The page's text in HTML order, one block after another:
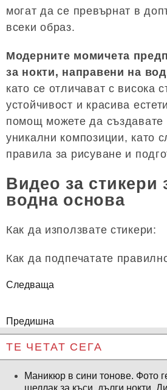
могат да се превърнат в
всеки образ.
Модерните момичета
за нокти, направени на
като се отличават с висока
устойчивост и красива
помощ можете да създавате
уникални композиции, като
правила за рисуване и
Видео за стикери
водна основа
Как да използвате стикери:
Как да подпечатате
Следваща
Предишна
ТЕ ЧЕТАТ СЕГА
Маникюр в сини тонове. Фото